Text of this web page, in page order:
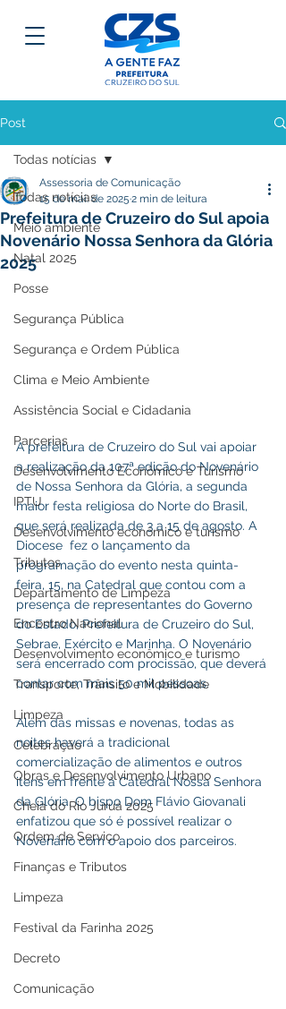
Post
Todas notícias
Meio ambiente
Natal 2025
Posse
Segurança Pública
Segurança e Ordem Pública
Clima e Meio Ambiente
Assistência Social e Cidadania
Parcerias
Desenvolvimento Econômico e Turismo
IPTU
Desenvolvimento econômico e turismo
Tributos
Departamento de Limpeza
Encontro Nacional
Desenvolvimento econômico e turismo
Transporte, Trânsito e Mobilidade
Limpeza
Celebração
Obras e Desenvolvimento Urbano
Cheia do Rio Juruá 2025
Ordem de Serviço
Finanças e Tributos
Limpeza
Festival da Farinha 2025
Decreto
Comunicação
Todas notícias
Prefeitura de Cruzeiro do Sul apoia
Novenário Nossa Senhora da Glória
2025
Assessoria de Comunicação
15 de mai. de 2025 2 min de leitura
A prefeitura de Cruzeiro do Sul vai apoiar
a realização da 107ª edição do Novenário
de Nossa Senhora da Glória, a segunda
maior festa religiosa do Norte do Brasil,
que será realizada de 3 a 15 de agosto. A
Diocese  fez o lançamento da
programação do evento nesta quinta-
feira, 15, na Catedral que contou com a
presença de representantes do Governo
do Estado, Prefeitura de Cruzeiro do Sul,
Sebrae, Exército e Marinha. O Novenário
será encerrado com procissão, que deverá
contar com mais 50 mil pessoas.
Além das missas e novenas, todas as
noites haverá a tradicional
comercialização de alimentos e outros
itens em frente à Catedral Nossa Senhora
da Glória. O bispo Dom Flávio Giovanali
enfatizou que só é possível realizar o
Novenário com o apoio dos parceiros.